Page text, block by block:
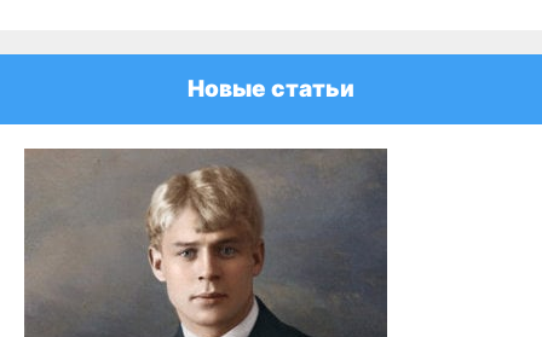
Новые статьи